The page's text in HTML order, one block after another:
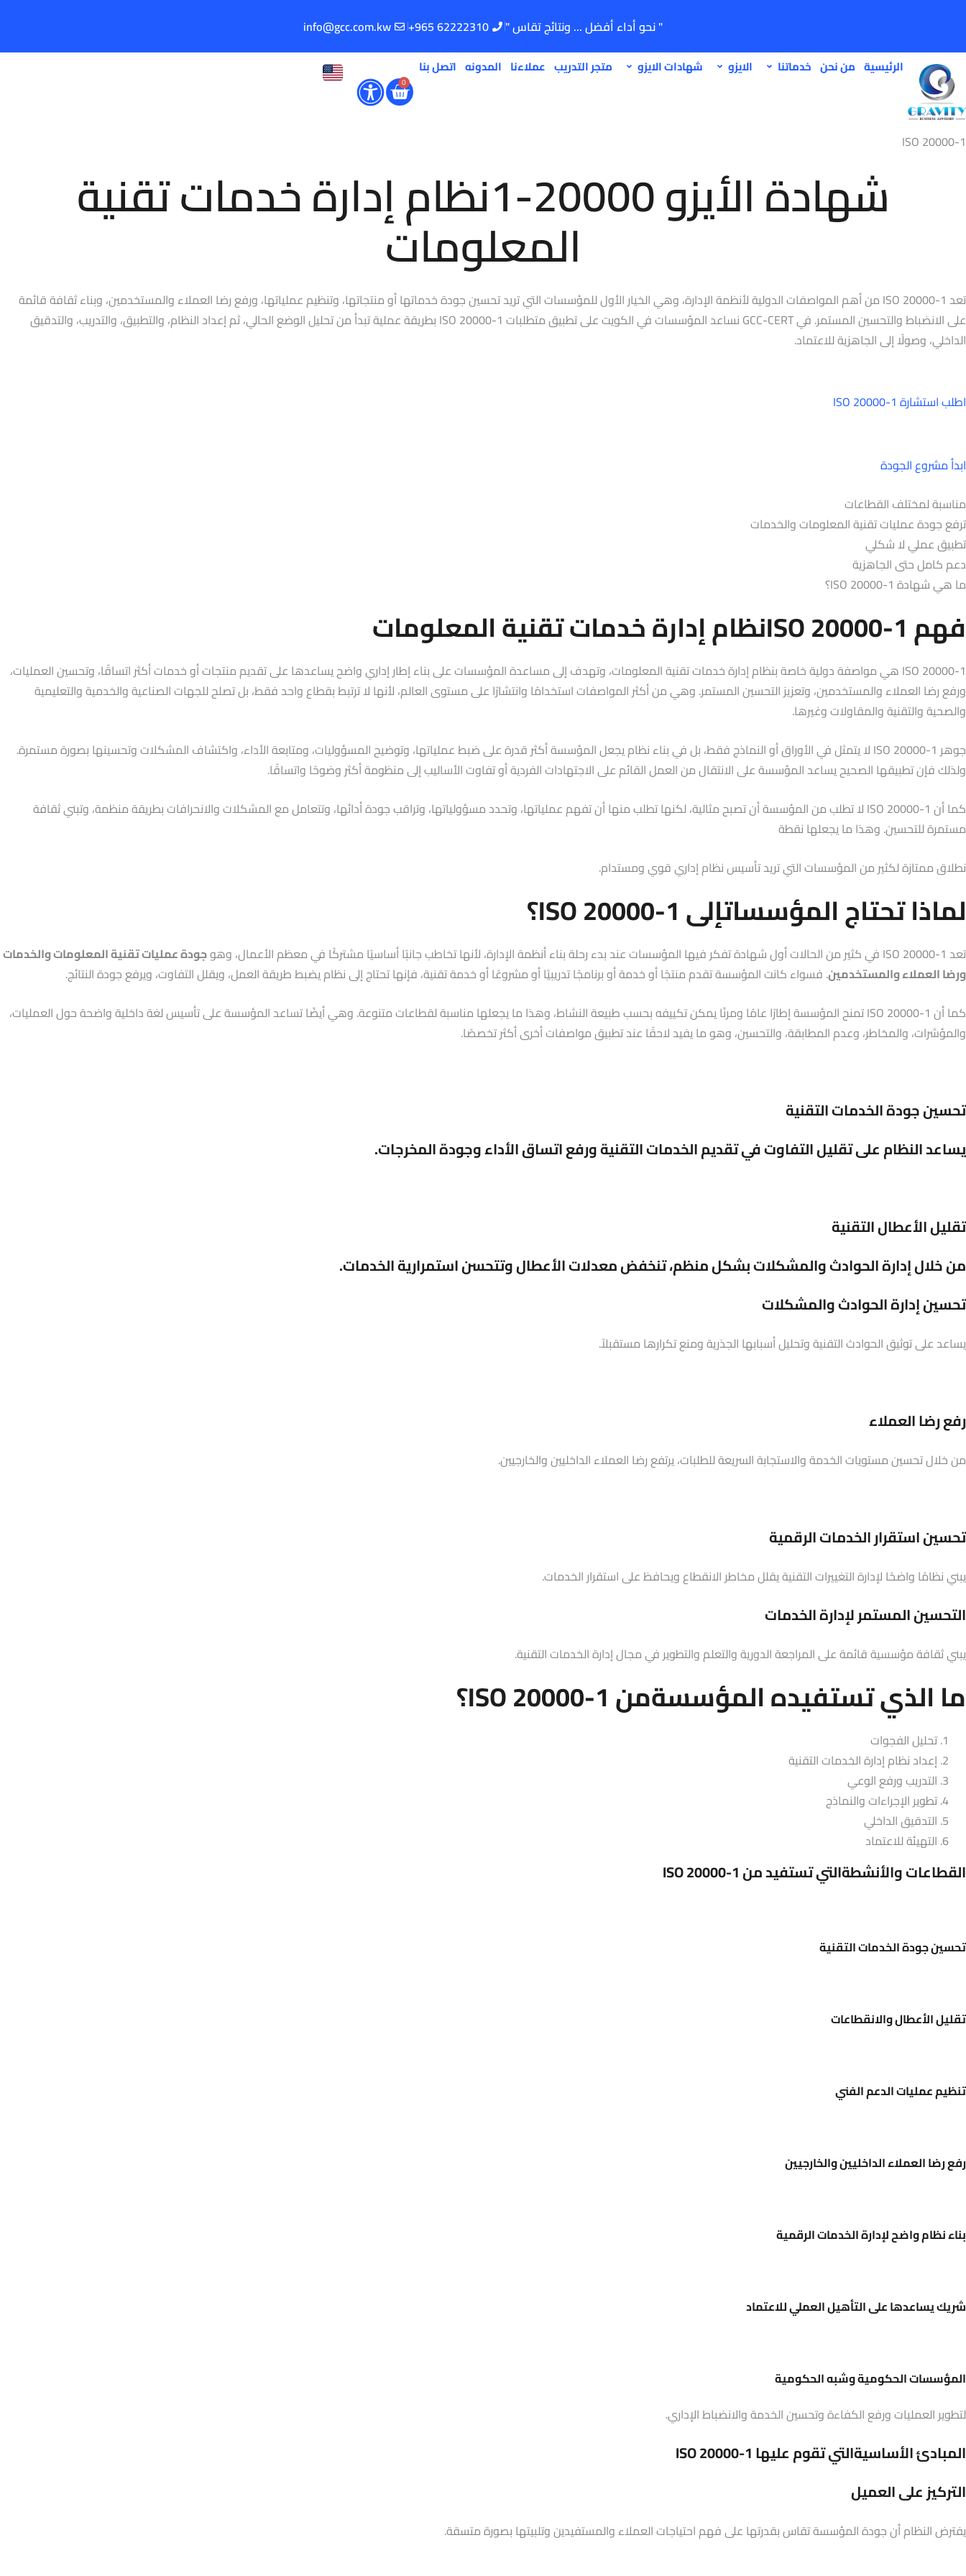
" نحو أداء أفضل ... ونتائج تقاس " 62222310 965+
info@gcc.com.kw
الرئيسية من نحن خدماتنا الايزو شهادات الايزو متجر التدريب عملاءنا المدونه اتصل بنا
0
ISO 20000-1
شهادة الأيزو 20000-1نظام إدارة خدمات تقنية
المعلومات
تعد ISO 20000-1 من أهم المواصفات الدولية لأنظمة الإدارة، وهي الخيار الأول للمؤسسات التي تريد تحسين جودة خدماتها أو منتجاتها، وتنظيم عملياتها، ورفع رضا العملاء والمستخدمين، وبناء ثقافة قائمة
على الانضباط والتحسين المستمر. في GCC-CERT نساعد المؤسسات في الكويت على تطبيق متطلبات ISO 20000-1 بطريقة عملية تبدأ من تحليل الوضع الحالي، ثم إعداد النظام، والتطبيق، والتدريب، والتدقيق
الداخلي، وصولًا إلى الجاهزية للاعتماد.
اطلب استشارة ISO 20000-1
ابدأ مشروع الجودة
مناسبة لمختلف القطاعات
ترفع جودة عمليات تقنية المعلومات والخدمات
تطبيق عملي لا شكلي
دعم كامل حتى الجاهزية
ما هي شهادة ISO 20000-1؟
فهم ISO 20000-1نظام إدارة خدمات تقنية المعلومات
ISO 20000-1 هي مواصفة دولية خاصة بنظام إدارة خدمات تقنية المعلومات، وتهدف إلى مساعدة المؤسسات على بناء إطار إداري واضح يساعدها على تقديم منتجات أو خدمات أكثر اتساقًا، وتحسين العمليات،
ورفع رضا العملاء والمستخدمين، وتعزيز التحسين المستمر. وهي من أكثر المواصفات استخدامًا وانتشارًا على مستوى العالم، لأنها لا ترتبط بقطاع واحد فقط، بل تصلح للجهات الصناعية والخدمية والتعليمية
والصحية والتقنية والمقاولات وغيرها.
جوهر ISO 20000-1 لا يتمثل في الأوراق أو النماذج فقط، بل في بناء نظام يجعل المؤسسة أكثر قدرة على ضبط عملياتها، وتوضيح المسؤوليات، ومتابعة الأداء، واكتشاف المشكلات وتحسينها بصورة مستمرة.
ولذلك فإن تطبيقها الصحيح يساعد المؤسسة على الانتقال من العمل القائم على الاجتهادات الفردية أو تفاوت الأساليب إلى منظومة أكثر وضوحًا واتساقًا.
كما أن ISO 20000-1 لا تطلب من المؤسسة أن تصبح مثالية، لكنها تطلب منها أن تفهم عملياتها، وتحدد مسؤولياتها، وتراقب جودة أدائها، وتتعامل مع المشكلات والانحرافات بطريقة منظمة، وتبني ثقافة
مستمرة للتحسين. وهذا ما يجعلها نقطة
نطلاق ممتازة لكثير من المؤسسات التي تريد تأسيس نظام إداري قوي ومستدام.
لماذا تحتاج المؤسساتإلى ISO 20000-1؟
تعد ISO 20000-1 في كثير من الحالات أول شهادة تفكر فيها المؤسسات عند بدء رحلة بناء أنظمة الإدارة، لأنها تخاطب جانبًا أساسيًا مشتركًا في معظم الأعمال، وهو
جودة عمليات تقنية المعلومات والخدمات
ورضا العملاء والمستخدمين. فسواء كانت المؤسسة تقدم منتجًا أو خدمة أو برنامجًا تدريبيًا أو مشروعًا أو خدمة تقنية، فإنها تحتاج إلى نظام يضبط طريقة العمل، ويقلل التفاوت، ويرفع جودة النتائج.
كما أن ISO 20000-1 تمنح المؤسسة إطارًا عامًا ومرنًا يمكن تكييفه بحسب طبيعة النشاط، وهذا ما يجعلها مناسبة لقطاعات متنوعة. وهي أيضًا تساعد المؤسسة على تأسيس لغة داخلية واضحة حول العمليات،
والمؤشرات، والمخاطر، وعدم المطابقة، والتحسين، وهو ما يفيد لاحقًا عند تطبيق مواصفات أخرى أكثر تخصصًا.
تحسين جودة الخدمات التقنية
يساعد النظام على تقليل التفاوت في تقديم الخدمات التقنية ورفع اتساق الأداء وجودة المخرجات.
تقليل الأعطال التقنية
من خلال إدارة الحوادث والمشكلات بشكل منظم، تنخفض معدلات الأعطال وتتحسن استمرارية الخدمات.
تحسين إدارة الحوادث والمشكلات
يساعد على توثيق الحوادث التقنية وتحليل أسبابها الجذرية ومنع تكرارها مستقبلاً.
رفع رضا العملاء
من خلال تحسين مستويات الخدمة والاستجابة السريعة للطلبات، يرتفع رضا العملاء الداخليين والخارجيين.
تحسين استقرار الخدمات الرقمية
يبني نظامًا واضحًا لإدارة التغييرات التقنية يقلل مخاطر الانقطاع ويحافظ على استقرار الخدمات.
التحسين المستمر لإدارة الخدمات
يبني ثقافة مؤسسية قائمة على المراجعة الدورية والتعلم والتطوير في مجال إدارة الخدمات التقنية.
ما الذي تستفيده المؤسسةمن ISO 20000-1؟
تحليل الفجوات
إعداد نظام إدارة الخدمات التقنية
التدريب ورفع الوعي
تطوير الإجراءات والنماذج
التدقيق الداخلي
التهيئة للاعتماد
القطاعات والأنشطةالتي تستفيد من ISO 20000-1
تحسين جودة الخدمات التقنية
تقليل الأعطال والانقطاعات
تنظيم عمليات الدعم الفني
رفع رضا العملاء الداخليين والخارجيين
بناء نظام واضح لإدارة الخدمات الرقمية
شريك يساعدها على التأهيل العملي للاعتماد
المؤسسات الحكومية وشبه الحكومية
لتطوير العمليات ورفع الكفاءة وتحسين الخدمة والانضباط الإداري.
المبادئ الأساسيةالتي تقوم عليها ISO 20000-1
التركيز على العميل
يفترض النظام أن جودة المؤسسة تقاس بقدرتها على فهم احتياجات العملاء والمستفيدين وتلبيتها بصورة متسقة.